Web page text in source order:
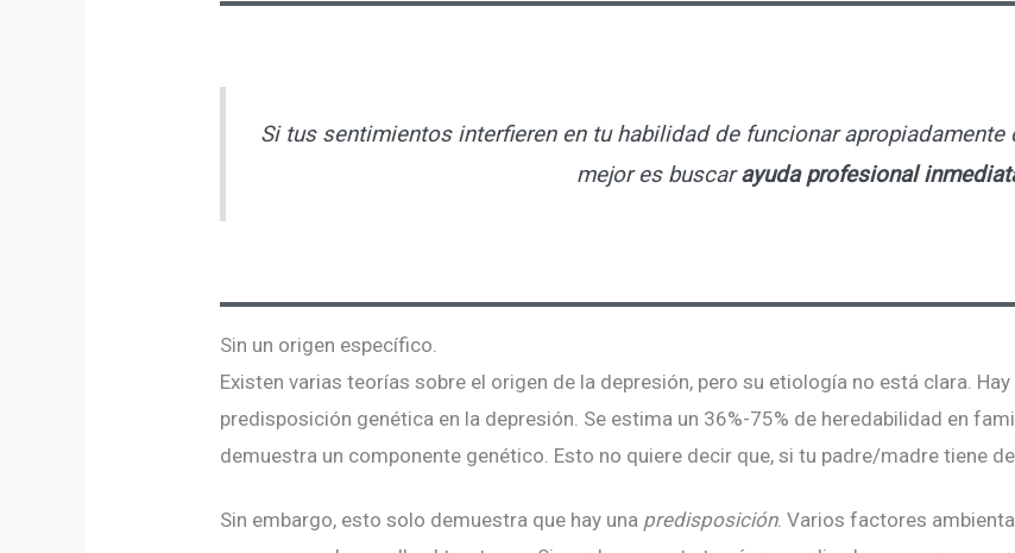
Situs sentimientos interfieren en tu habilidad de funcionar apropiadamente
mejor es buscarayuda profesional
Sin un origen específico.
Existen varias teorías sobre el origen de la depresión, pero su etiología no está clara.
predisposición genética en la depresión. Se estima un 36%-75% de heredabilidad en
demuestra un componente genético. Esto no quiere decir que, si tu padre/madre tiene
Sin embargo, esto solo demuestra que hay una predisposición. Varios factores